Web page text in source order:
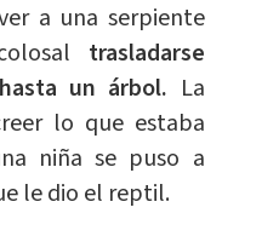
a una serpiente
trasladarse
un árbol. La
lo que estaba
niña se puso a
le dio el reptil.